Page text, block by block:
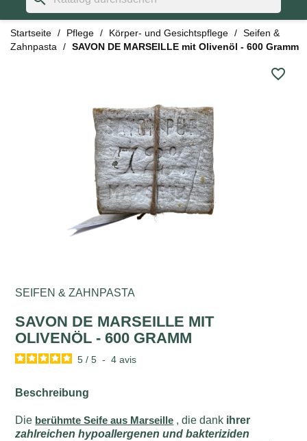
Startseite Pflege Körper- und Gesichtspflege
Seifen &
Zahnpasta
SAVON DE MARSEILLE mit Olivenöl - 600 Gramm
favorite_border
SEIFEN & ZAHNPASTA
SAVON DE MARSEILLE MIT
OLIVENÖL - 600 GRAMM
5 / 5 - 4avis
Beschreibung
Die berühmte Seife aus Marseille , die dank ihrer
zahlreichen hypoallergenen und bakteriziden